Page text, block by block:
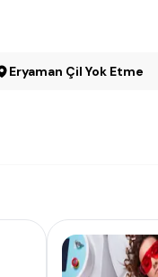
Eryaman Çil Yok Etme